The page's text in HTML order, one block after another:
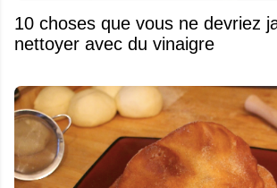
10 choses que vous ne devriez
nettoyer avec du vinaigre